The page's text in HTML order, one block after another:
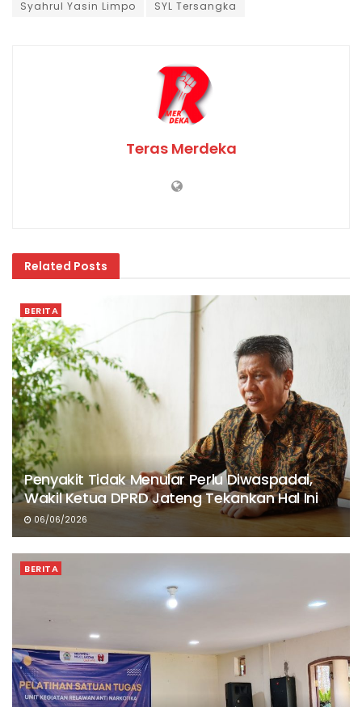
Syahrul Yasin Limpo SYL Tersangka
Teras Merdeka
Related Posts
BERITA
Penyakit Tidak Menular Perlu Diwaspadai,
Wakil Ketua DPRD Jateng Tekankan Hal Ini
06/06/2026
BERITA